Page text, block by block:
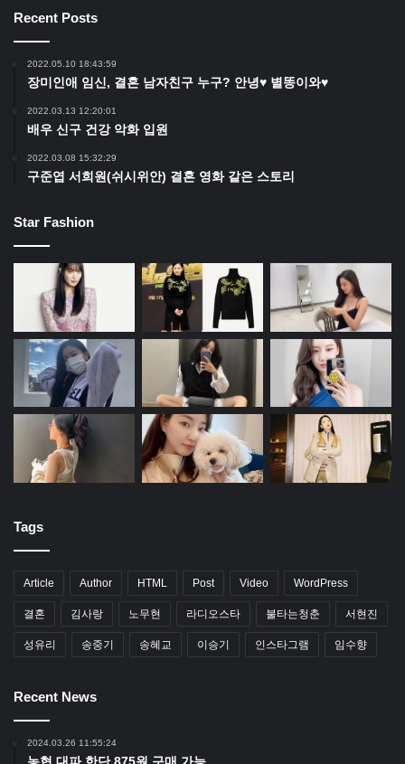
Recent Posts
2022.05.10 18:43:59
장미인애 임신, 결혼 남자친구 누구? 안녕♥ 별똥이와♥
2022.03.13 12:20:01
배우 신구 건강 악화 입원
2022.03.08 15:32:29
구준엽 서희원(쉬시위안) 결혼 영화 같은 스토리
Star Fashion
Tags
Article Author HTML Post Video WordPress
결혼 김사랑 노무현 라디오스타 불타는청춘 서현진
성유리 송중기 송혜교 이승기 인스타그램 임수향
Recent News
2024.03.26 11:55:24